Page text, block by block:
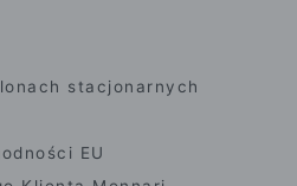
stacjonarnych
EU